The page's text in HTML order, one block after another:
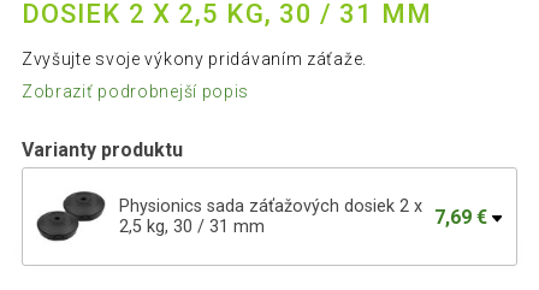
DOSIEK 2 X 2,5 KG, 30 / 31 MM
Zvyšujte svoje výkony pridávaním záťaže.
Zobraziť podrobnejší popis
Varianty produktu
Physionics sada záťažových dosiek 2 x
2,5 kg, 30 / 31 mm
7,69 €